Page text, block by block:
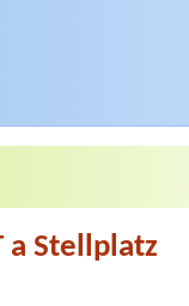
a Stellplatz